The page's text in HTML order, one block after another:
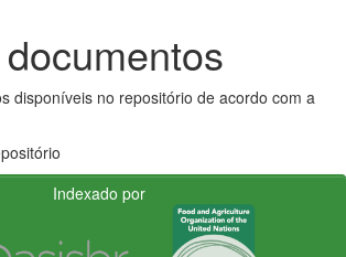
disponíveis no repositório de acordo com a
Indexado por